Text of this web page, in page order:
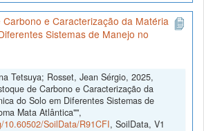
e Caracterização da Matéria
Sistemas de Manejo no
Tetsuya; Rosset, Jean Sérgio, 2025,
de Carbono e Caracterização da
do Solo em Diferentes Sistemas de
Mata Atlântica"",
SoilData/R91CFI, SoilData, V1